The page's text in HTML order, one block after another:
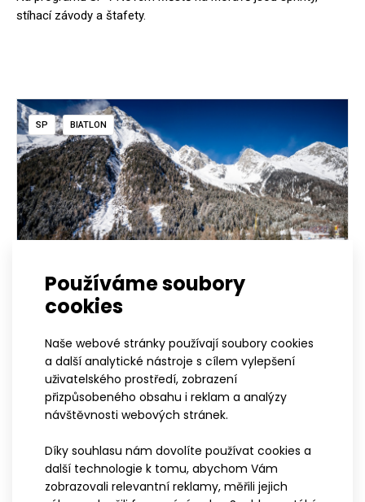
Používáme soubory
cookies
Naše webové stránky používají soubory cookies
a další analytické nástroje s cílem vylepšení
uživatelského prostředí, zobrazení
přizpůsobeného obsahu i reklam a analýzy
návštěvnosti webových stránek.
Díky souhlasu nám dovolíte používat cookies a
další technologie k tomu, abychom Vám
zobrazovali relevantní reklamy, měřili jejich
stíhací závody a štafety.
SP BIATLON
Světový pohár v biatlonu Anterselva: 23.
- 26. 1. 2025
Na programu SP v Anterselvě jsou sprinty, stíhací závody a
štafety.